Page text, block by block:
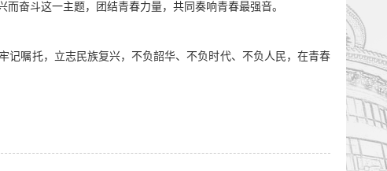
而奋斗这一主题，团结青春力量，共同奏响青春最强音。
记嘱托， 立志民族复兴，不负韶华、不负时代、不负人民，在青春